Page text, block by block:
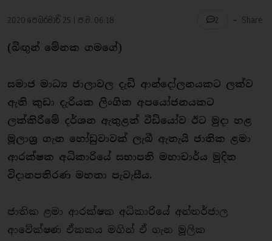
2020 පෙබරවාරි 25 | ප.ව. 06:18 2 - Share
(බිඟුන් මේනක ගමගේ)
සමාජ මාධ්‍ය ජාලාවල දැඩි ආන්දෝලනයකට ලක්ව
ඇති කුඩා දැරියක ලිංගික අපයෝජනයකට
ලක්කිරීමේ දර්ශන ඇතුළත් වීඩියෝව ඊට මුදා හළ
මූලාශ්‍ර ගැන හෝඩුවාවක් ලැබී ඇතැයි ජාතික ළමා
ආරක්ෂක අධිකාරියේ සභාපති මහාචාර්ය මුදිත
විදානපතිරණ මහතා පැවැසීය.
ජාතික ළමා ආරක්ෂක අධිකාරියේ අන්තර්ජාල
ආවේක්ෂණ ඒකකය මගින් ඒ ගැන මූලික